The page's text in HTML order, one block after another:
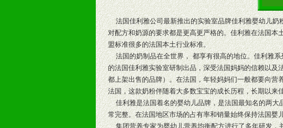
法国佳利雅公司最新推出的实验室品牌佳利雅婴幼儿奶
对配方和奶源的要求都是更高更严格的。佳利雅在法国
盟标准很多的法国本土行业标准。
法国的奶制品在全世界， 都享有很高的地位。佳利雅系
的法国佳利雅实验室研制出品，深受法国妈妈的信赖以
都上架出售的品牌）。在法国，年轻妈妈们一般都要向
法国，这款奶粉伴随着大多数宝宝的成长历程，长期以来
佳利雅是法国着名的婴幼儿品牌，是法国最知名的两大
常完整。在法国地区市场的占有率和销量始终保持法国
集团营养专家为婴幼儿营养均衡配方进行了多年研发，